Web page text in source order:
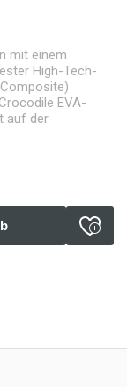
mit einem
High-Tech-
EVA-
auf der